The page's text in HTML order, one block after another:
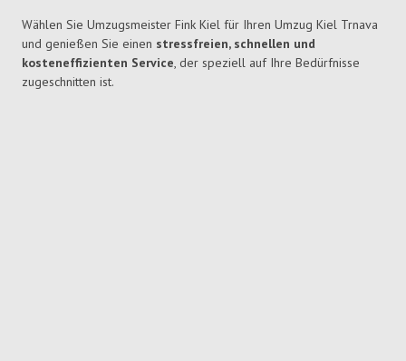
Wählen Sie Umzugsmeister Fink Kiel für Ihren Umzug Kiel Trnava
und genießen Sie einen stressfreien, schnellen und
kosteneffizienten Service, der speziell auf Ihre Bedürfnisse
zugeschnitten ist.